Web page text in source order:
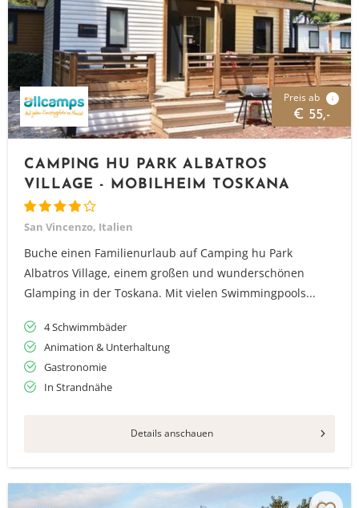
Preis ab i
€ 55,-
CAMPING HU PARK ALBATROS
VILLAGE - MOBILHEIM TOSKANA
San Vincenzo, Italien
Buche einen Familienurlaub auf Camping hu Park
Albatros Village, einem großen und wunderschönen
Glamping in der Toskana. Mit vielen Swimmingpools...
4 Schwimmbäder
Animation & Unterhaltung
Gastronomie
In Strandnähe
Details anschauen